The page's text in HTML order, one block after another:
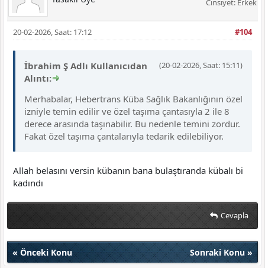
Cinsiyet: Erkek
#104
20-02-2026, Saat: 17:12
(20-02-2026, Saat: 15:11)
İbrahim Ş Adlı Kullanıcıdan
Alıntı:
Merhabalar, Hebertrans Küba Sağlık Bakanlığının özel
izniyle temin edilir ve özel taşıma çantasıyla 2 ile 8
derece arasında taşınabilir. Bu nedenle temini zordur.
Fakat özel taşıma çantalarıyla tedarik edilebiliyor.
Allah belasını versin kübanın bana bulaştıranda kübalı bi
kadındı
Cevapla
«Önceki Konu Sonraki Konu»